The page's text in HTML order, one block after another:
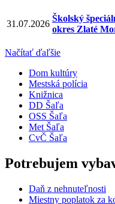
31.07.2026
Školský
okres Zlaté
Načítať ďaľšie
Dom kultúry
Mestská polícia
Knižnica
DD Šaľa
OSS Šaľa
Met Šaľa
CvČ Šaľa
Potrebujem
Daň z nehnuteľnosti
Miestny poplatok za